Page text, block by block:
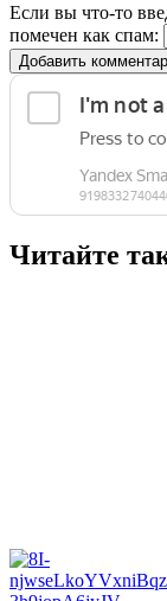
Если вы что-то
помечен как спам:
Добавить
Читайте